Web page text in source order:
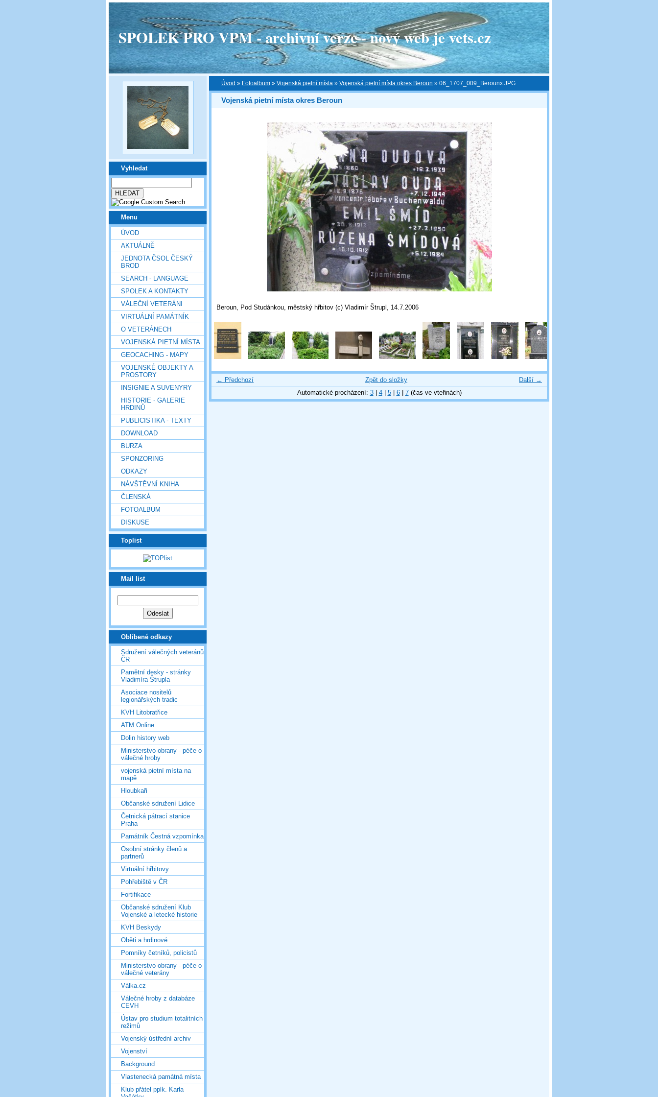
SPOLEK PRO VPM - archivní verze - nový web je vets.cz
Vyhledat
Menu
ÚVOD
AKTUÁLNĚ
JEDNOTA ČSOL ČESKÝ
BROD
SEARCH - LANGUAGE
SPOLEK A KONTAKTY
VÁLEČNÍ VETERÁNI
VIRTUÁLNÍ PAMÁTNÍK
O VETERÁNECH
VOJENSKÁ PIETNÍ MÍSTA
GEOCACHING - MAPY
VOJENSKÉ OBJEKTY A
PROSTORY
INSIGNIE A SUVENYRY
HISTORIE - GALERIE
HRDINŮ
PUBLICISTIKA - TEXTY
DOWNLOAD
BURZA
SPONZORING
ODKAZY
NÁVŠTĚVNÍ KNIHA
ČLENSKÁ
FOTOALBUM
DISKUSE
Toplist
Mail list
Oblíbené odkazy
Sdružení válečných veteránů
ČR
Pamětní desky - stránky
Vladimíra Štrupla
Asociace nositelů
legionářských tradic
KVH Litobratřice
ATM Online
Dolin history web
Ministerstvo obrany - péče o
válečné hroby
vojenská pietní místa na
mapě
Hloubkaři
Občanské sdružení Lidice
Četnická pátrací stanice
Praha
Památník Čestná vzpomínka
Osobní stránky členů a
partnerů
Virtuální hřbitovy
Pohřebiště v ČR
Fortifikace
Občanské sdružení Klub
Vojenské a letecké historie
KVH Beskydy
Oběti a hrdinové
Pomníky četníků, policistů
Ministerstvo obrany - péče o
válečné veterány
Válka.cz
Válečné hroby z databáze
CEVH
Ústav pro studium totalitních
režimů
Vojenský ústřední archiv
Vojenství
Background
Vlastenecká památná místa
Klub přátel pplk. Karla
Úvod » Fotoalbum » Vojenská pietní místa » Vojenská pietní místa okres Beroun » 06_1707_009_Berounx.JPG
Vojenská pietní místa okres Beroun
Beroun, Pod Studánkou, městský hřbitov (c) Vladimír Štrupl, 14.7.2006
← Předchozí Další →
Zpět do složky
Automatické procházení: 3| 4| 5| 6| 7(čas ve vteřinách)